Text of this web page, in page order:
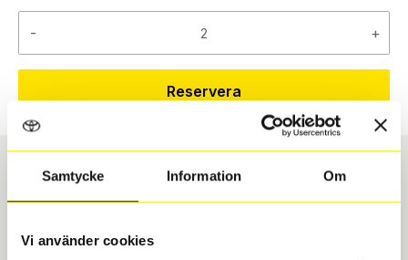
Samtycke Information Om
Vi använder cookies
- +
Reservera
Art nummer